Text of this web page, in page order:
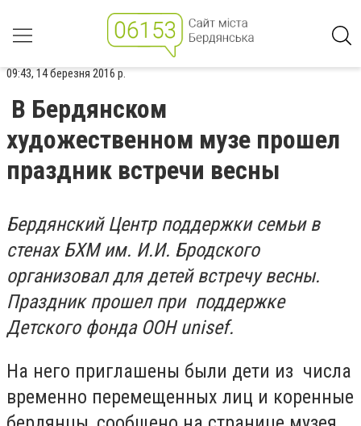
09:43, 14 березня 2016 р.
В Бердянском
художественном музе прошел
праздник встречи весны
Бердянский Центр поддержки семьи в
стенах БХМ им. И.И. Бродского
организовал для детей встречу весны.
Праздник прошел при поддержке
Детского фонда ООН unisef.
На него приглашены были дети из числа
временно перемещенных лиц и коренные